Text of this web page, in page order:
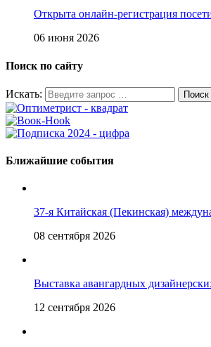
Открыта онлайн-регистрация
06 июня 2026
Поиск по сайту
Искать:
Ближайшие события
37-я Китайская (Пекинская)
08 сентября 2026
Выставка авангардных
12 сентября 2026